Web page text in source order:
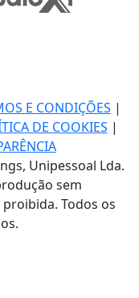
E CONDIÇÕES |
DE COOKIES |
Unipessoal Lda.
sem
Todos os